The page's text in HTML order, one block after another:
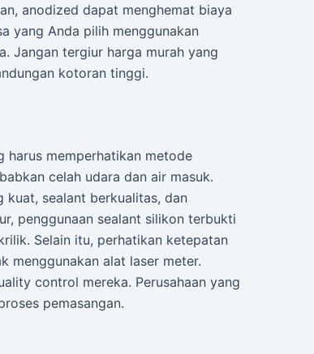
anodized dapat menghemat biaya
yang Anda pilih menggunakan
Jangan tergiur harga murah yang
kotoran tinggi.
harus memperhatikan metode
celah udara dan air masuk.
kuat, sealant berkualitas, dan
penggunaan sealant silikon terbukti
Selain itu, perhatikan ketepatan
menggunakan alat laser meter.
control mereka. Perusahaan yang
pemasangan.